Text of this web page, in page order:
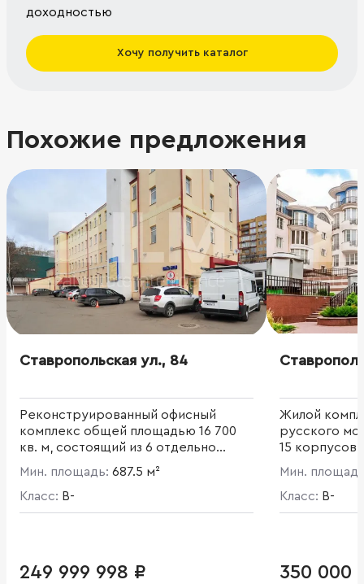
доходностью
Хочу получить каталог
Похожие предложения
Ставропольская ул., 84
Реконструированный офисный
комплекс общей площадью 16 700
кв. м, состоящий из 6 отдельно
стоящих зданий. Открытая и
смешанная планировка этажей.
Мин. площадь: 687.5 м²
Класс: B-
249 999 998 ₽
Жилой
русского
15
собой 4-6-
Развита
ресторан,
бассейн,
Мин.
Класс: B-
350 000